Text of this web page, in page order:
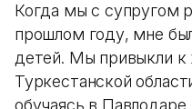
Когда мы с супругом
прошлом году, мне
детей. Мы привыкли к
Туркестанской